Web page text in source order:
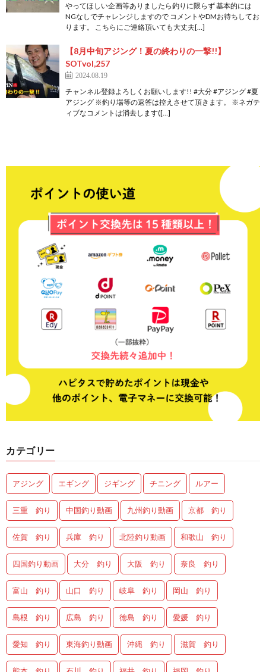
やってほしい企画等ありましたら釣りに限らず 基本的には
NGなしでチャレンジしますので コメントやDMお待ちしてお
ります。 こちらにご連絡頂いても大丈夫[…]
【8月中旬アジング！夏の終わりの一撃!!】
SOTvol,257
2024.08.19
チャンネル登録よろしくお願いします!! #大分 #アジング #夏
アジング ※釣り場等の返答は控えさせて頂きます。 ※ネガテ
ィブなコメントは消去します([…]
カテゴリー
アジング エギング ジギング チニング ルアー
三重 釣り 中国釣り動画 九州釣り動画 京都 釣り
佐賀 釣り 兵庫 釣り 北陸釣り動画 和歌山 釣り
四国釣り動画 大分 釣り 大阪 釣り 奈良 釣り
富山 釣り 山口 釣り 岐阜 釣り 岡山 釣り
島根 釣り 広島 釣り 徳島 釣り 愛媛 釣り
愛知 釣り 東海釣り動画 沖縄 釣り 滋賀 釣り